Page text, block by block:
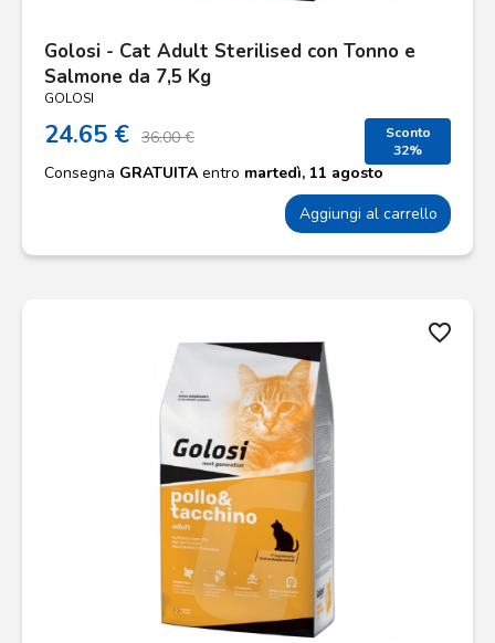
Golosi - Cat Adult Sterilised con Tonno e
Salmone da 7,5 Kg
GOLOSI
24.65 € 36.00 €
Sconto
32%
Consegna GRATUITA entro martedì, 11 agosto
Aggiungi al carrello
favorite_border